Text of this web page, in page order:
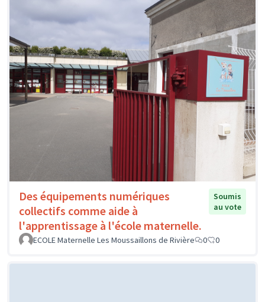
Des équipements numériques
collectifs comme aide à
l'apprentissage à l'école maternelle.
Soumis
au vote
ECOLE Maternelle Les Moussaillons de Rivière 0 0